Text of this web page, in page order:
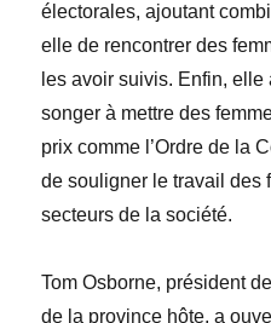
électorales, ajoutant
elle de rencontrer des
les avoir suivis. Enfin,
songer à mettre des
prix comme l’Ordre de la
de souligner le travail des
secteurs de la société.
Tom Osborne, président
de la province hôte, a